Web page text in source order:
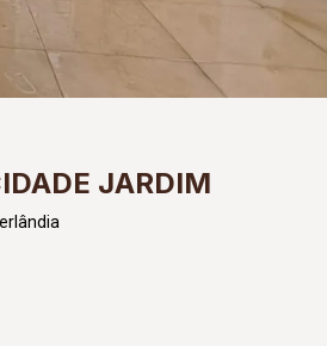
JARDIM